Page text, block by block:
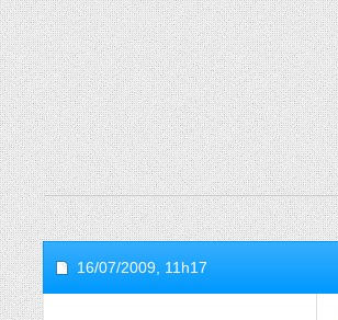
16/07/2009, 11h17